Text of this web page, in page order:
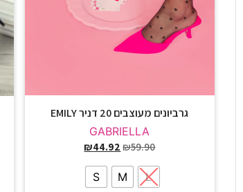
גרביונים מעוצבים 20 דניר EMILY
GABRIELLA
₪59.90
₪44.92
L
M
S